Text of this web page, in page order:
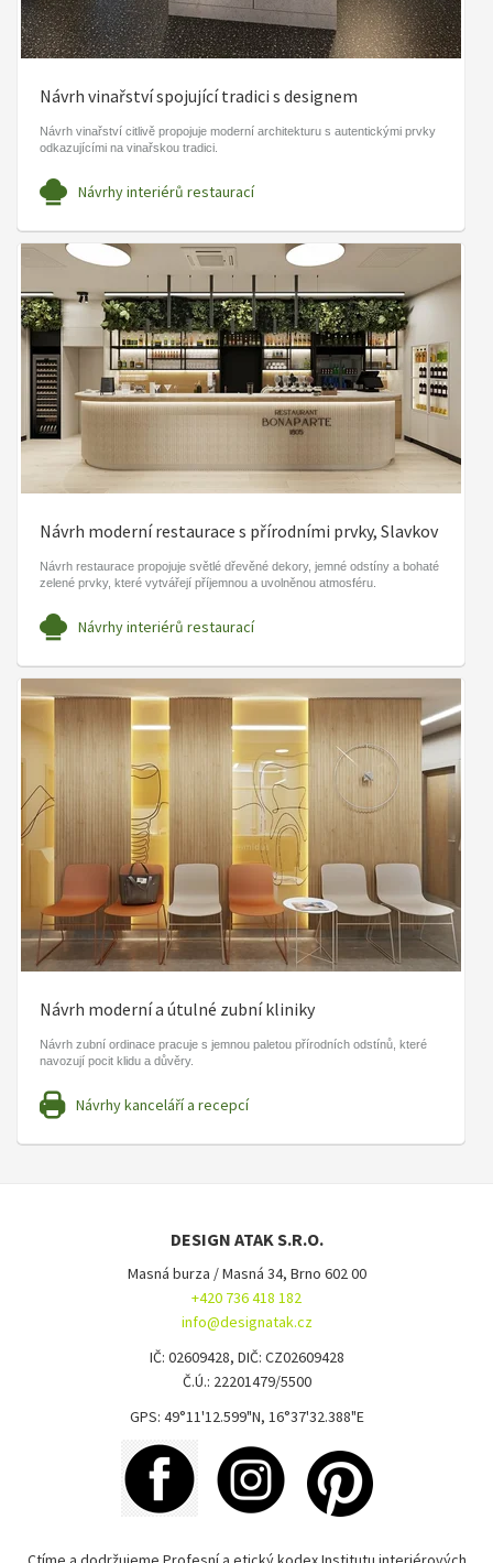
Návrh vinařství spojující tradici s designem
Návrh vinařství citlivě propojuje moderní architekturu s autentickými prvky
odkazujícími na vinařskou tradici.
Návrhy interiérů restaurací
Návrh moderní restaurace s přírodními prvky, Slavkov
Návrh restaurace propojuje světlé dřevěné dekory, jemné odstíny a bohaté
zelené prvky, které vytvářejí příjemnou a uvolněnou atmosféru.
Návrhy interiérů restaurací
Návrh moderní a útulné zubní kliniky
Návrh zubní ordinace pracuje s jemnou paletou přírodních odstínů, které
navozují pocit klidu a důvěry.
Návrhy kanceláří a recepcí
DESIGN ATAK S.R.O.
Masná burza / Masná 34, Brno 602 00
+420 736 418 182
info@designatak.cz
IČ: 02609428, DIČ: CZ02609428
Č.Ú.: 22201479/5500
GPS: 49°11'12.599"N, 16°37'32.388"E